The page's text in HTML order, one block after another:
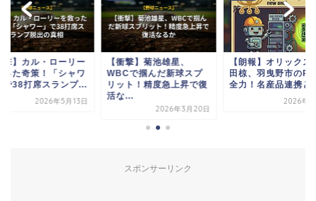
撃】カル・ローリー
った奇策！「シャワ
で38打席スランプ...
2026年5月13日
【衝撃】菊池雄星、
WBCで掴んだ新球スプ
リット！精度急上昇で復
活な...
2026年3月20日
【朗報】オリックス
田椋、羽曳野市の
全力！名産品連携と
2026年1
スポンサーリンク